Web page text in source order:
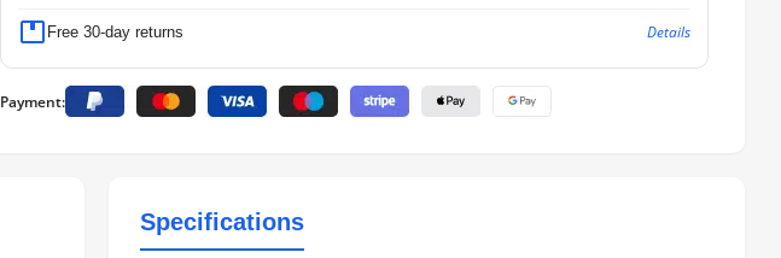
Free 30-day returns Details
Payment:
Specifications